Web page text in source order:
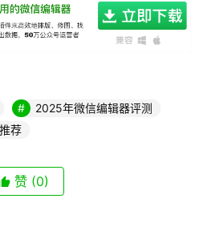
2025年微信编辑器评测
荐
赞 (0)